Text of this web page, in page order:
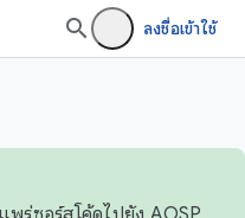
ลงชื่อเข้าใช้